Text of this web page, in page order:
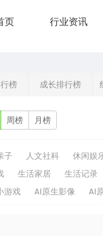
页 行业资讯
榜 成长排行榜
周榜 月榜
子 人文社科
休闲娱
生活家居
生活记录
游戏 AI原生影像 AI